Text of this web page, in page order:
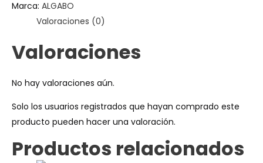
Marca: ALGABO
Valoraciones (0)
Valoraciones
No hay valoraciones aún.
Solo los usuarios registrados que hayan comprado este
producto pueden hacer una valoración.
Productos relacionados